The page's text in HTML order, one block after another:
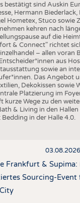
bestätigt sind Auskin
Hermann Biederlack,
Hometex, Stuco sowie
kehren nach
auf die
& Connect" richtet
– allen voran
aus
sowie an
Das Angebot
Dekokissen sowie
Platzierung im
kurze Wege zu den
& Living in den
Bedding in der Halle 4.0.
03.08.2026
Frankfurt & Supima:
Sourcing-